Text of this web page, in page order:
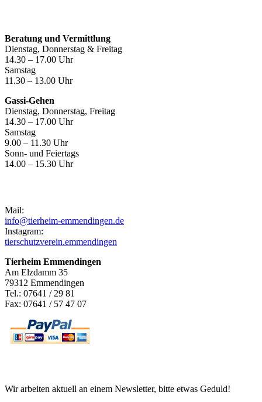
Beratung und Vermittlung
Dienstag, Donnerstag & Freitag
14.30 – 17.00 Uhr
Samstag
11.30 – 13.00 Uhr
Gassi-Gehen
Dienstag, Donnerstag, Freitag
14.30 – 17.00 Uhr
Samstag
9.00 – 11.30 Uhr
Sonn- und Feiertags
14.00 – 15.30 Uhr
Mail:
info@tierheim-emmendingen.de
Instagram:
tierschutzverein.emmendingen
Tierheim Emmendingen
Am Elzdamm 35
79312 Emmendingen
Tel.: 07641 / 29 81
Fax: 07641 / 57 47 07
Wir arbeiten aktuell an einem Newsletter, bitte etwas Geduld!